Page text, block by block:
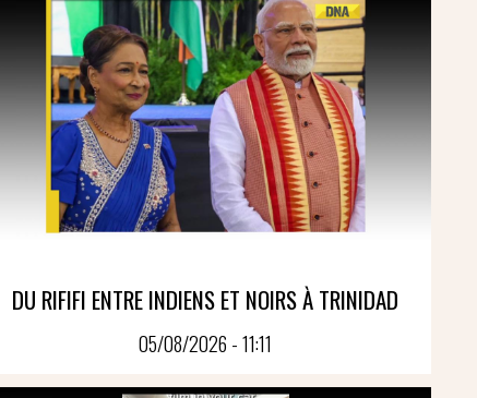
DU RIFIFI ENTRE INDIENS ET NOIRS À TRINIDAD
05/08/2026 - 11:11